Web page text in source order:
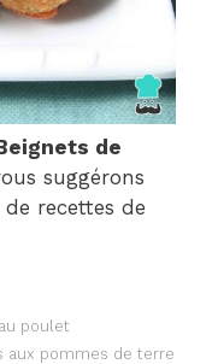
de
suggérons
recettes de
poulet
aux pommes de terre